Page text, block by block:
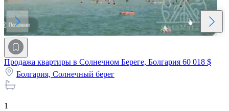
Продажа квартиры в Солнечном Береге, Болгария 60 018 $
Болгария, Солнечный берег
1